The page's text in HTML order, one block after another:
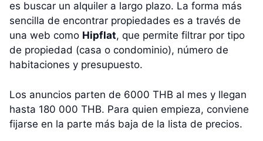
es buscar un alquiler a largo plazo. La forma más
sencilla de encontrar propiedades es a través de
una web como Hipflat, que permite filtrar por tipo
de propiedad (casa o condominio), número de
habitaciones y presupuesto.
Los anuncios parten de 6000 THB al mes y llegan
hasta 180 000 THB. Para quien empieza, conviene
fijarse en la parte más baja de la lista de precios.